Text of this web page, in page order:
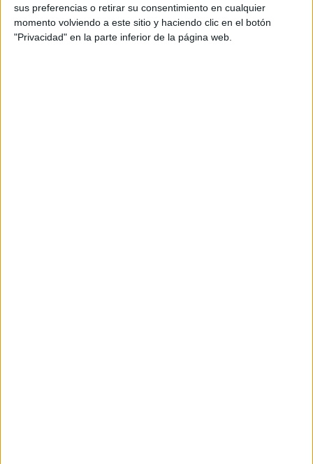
sus preferencias o retirar su consentimiento en cualquier
momento volviendo a este sitio y haciendo clic en el botón
"Privacidad" en la parte inferior de la página web.
Una participación muy especial